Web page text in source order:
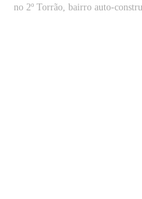
no 2º Torrão, bairro auto-